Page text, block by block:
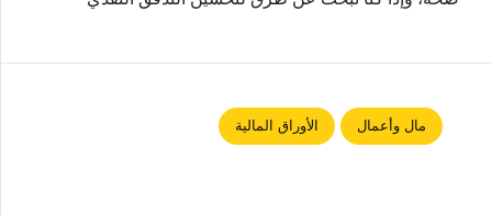
مال وأعمال الأوراق المالية